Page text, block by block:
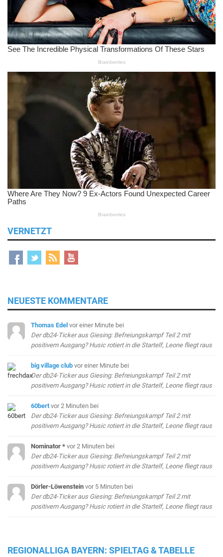
VERNETZT
NEUESTE KOMMENTARE
Thomas Edel vor einer Minute bei
Der db24-Ticker aus Giesing: Befreiungskampf Teil 2 mit
positivem Ausgang? Husic rotiert in die Startelf, Leone fliegt raus
big village club vor einer Minute bei
Der db24-Ticker aus Giesing: Befreiungskampf Teil 2 mit
positivem Ausgang? Husic rotiert in die Startelf, Leone fliegt raus
60bert vor 2 Minuten bei
Der db24-Ticker aus Giesing: Befreiungskampf Teil 2 mit
positivem Ausgang? Husic rotiert in die Startelf, Leone fliegt raus
Nominator * vor 2 Minuten bei
Der db24-Ticker aus Giesing: Befreiungskampf Teil 2 mit
positivem Ausgang? Husic rotiert in die Startelf, Leone fliegt raus
Dörler-Löwenstein vor 5 Minuten bei
Der db24-Ticker aus Giesing: Befreiungskampf Teil 2 mit
positivem Ausgang? Husic rotiert in die Startelf, Leone fliegt raus
REGIONALLIGA BAYERN: SPIELTAG & TABELLE